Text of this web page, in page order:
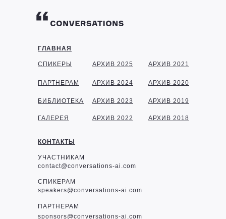
ГЛАВНАЯ
КОНТАКТЫ
СПИКЕРЫ
ПАРТНЕРАМ
БИБЛИОТЕКА
УЧАСТНИКАМ
contact@conversations-ai.com
СПИКЕРАМ
speakers@conversations-ai.com
ПАРТНЕРАМ
sponsors@conversations-ai.com
ГАЛЕРЕЯ
АРХИВ 2025
АРХИВ 2024
АРХИВ 2023
АРХИВ 2022
АРХИВ 2021
АРХИВ 2020
АРХИВ 2019
АРХИВ 2018